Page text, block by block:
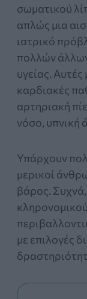
σωματικού
απλώς μια
ιατρικό
πολλών
υγείας.
καρδιακές
αρτηριακή
νόσο, υπνική
Υπάρχουν
μερικοί
βάρος.
με επιλογές